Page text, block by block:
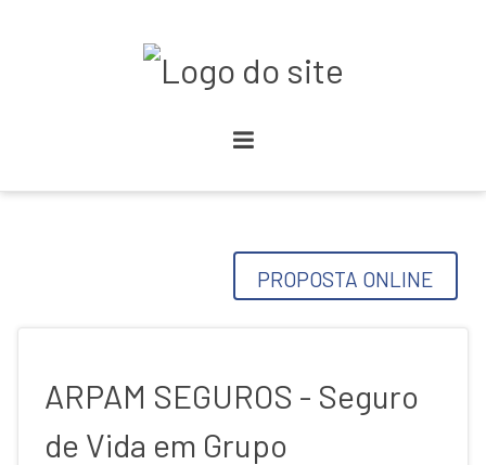
PROPOSTA ONLINE
ARPAM SEGUROS - Seguro
de Vida em Grupo